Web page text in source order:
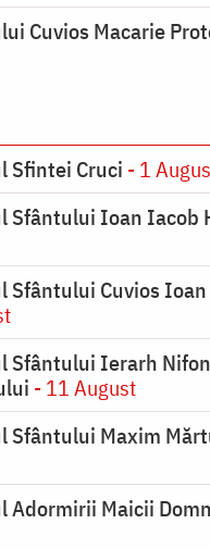
Cuvios Macarie
Sfintei Cruci - 1
Sfântului Ioan Iacob
Sfântului Cuvios
Sfântului Ierarh
- 11 August
Sfântului Maxim
Adormirii Maicii